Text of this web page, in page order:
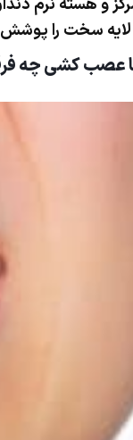
و هسته نرم
سخت را
عصب کشی چه